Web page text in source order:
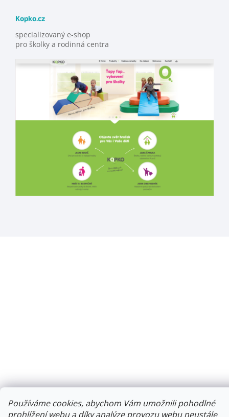
Používáme cookies, abychom Vám umožnili pohodlné
prohlížení webu a díky analýze provozu webu neustále
Kopko.cz
specializovaný e-shop
pro školky a rodinná centra